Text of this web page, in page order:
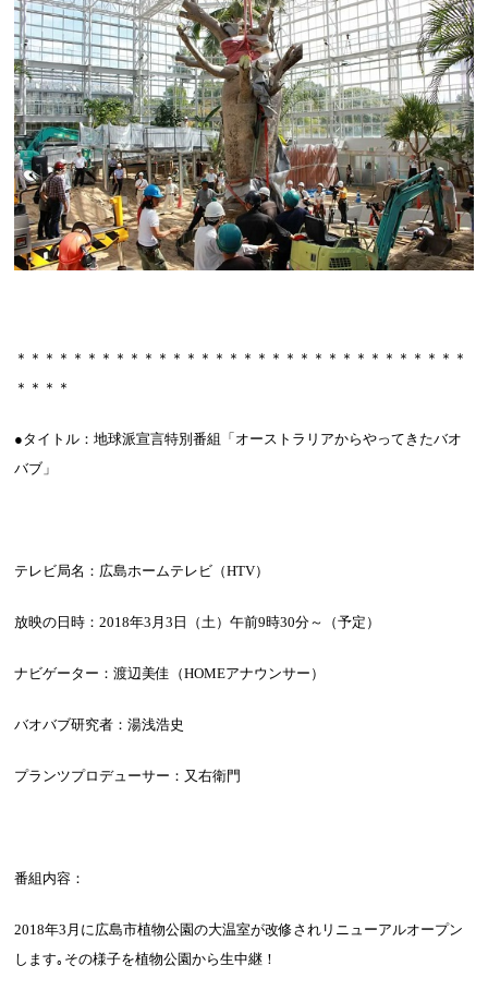
＊＊＊＊＊＊＊＊＊＊＊＊＊＊＊＊＊＊＊＊＊＊＊＊＊＊＊＊＊＊＊＊
＊＊＊＊
●タイトル：地球派宣言特別番組「オーストラリアからやってきたバオ
バブ」
テレビ局名：広島ホームテレビ（HTV）
放映の日時：2018年3 月3 日（土）午前9時30分～（予定）
ナビゲーター：渡辺美佳（HOMEアナウンサー）
バオバブ研究者：湯浅浩史
プランツプロデューサー：又右衛門
番組内容：
2018年3 月に広島市植物公園の大温室が改修されリニューアルオープン
します｡その様子を植物公園から生中継！